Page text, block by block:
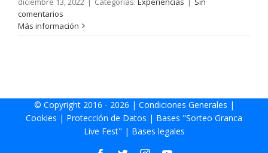
comentarios
Más información
© Copyright 2016 - 2026 | Condiciones Generales |
Cookies | Protección de Datos | Bases "Sorteo Granca
Live Fest" | Bases legales